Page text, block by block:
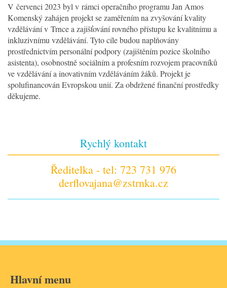
V červenci 2023 byl v rámci operačního programu Jan Amos
Komenský zahájen projekt se zaměřením na zvyšování kvality
vzdělávání v Trnce a zajišťování rovného přístupu ke kvalitnímu a
inkluzivnímu vzdělávání. Tyto cíle budou naplňovány
prostřednictvím personální podpory (zajištěním pozice školního
asistenta), osobnostně sociálním a profesním rozvojem pracovníků
ve vzdělávání a inovativním vzděláváním žáků. Projekt je
spolufinancován Evropskou unií. Za obdržené finanční prostředky
děkujeme.
Rychlý kontakt
Ředitelka - tel: 723 731 976
derflovajana@zstrnka.cz
Hlavní menu